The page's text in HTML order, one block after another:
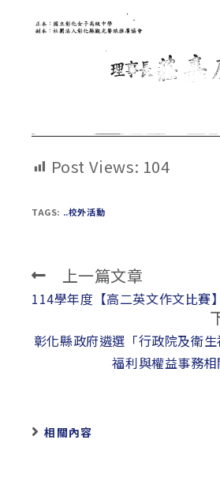
Post Views: 104
TAGS: ..校外活動
Read
more
上一篇文章
114學年度【高二英文作文比賽
彰化縣政府遴選「行政院及衛
福利與權益事務相
相關內容